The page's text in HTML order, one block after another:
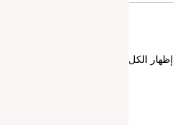
إظهار الكل